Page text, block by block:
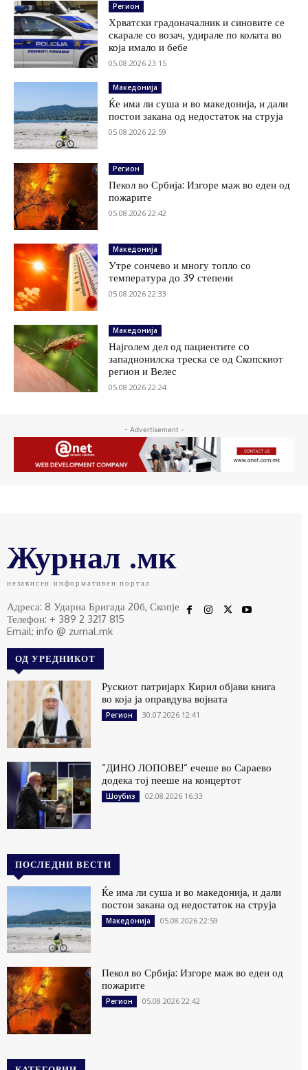
Регион
Хрватски градоначалник и синовите се
скарале со возач, удирале по колата во
која имало и бебе
05.08.2026 23:15
Македонија
Ќе има ли суша и во македонија, и дали
постои закана од недостаток на струја
05.08.2026 22:59
Регион
Пекол во Србија: Изгоре маж во еден од
пожарите
05.08.2026 22:42
Македонија
Утре сончево и многу топло со
температура до 39 степени
05.08.2026 22:33
Македонија
Најголем дел од пациентите сo
западнонилска треска се од Скопскиот
регион и Велес
05.08.2026 22:24
- Advertisement -
Журнал .мк
независен информативен портал
Адреса: 8 Ударна Бригада 20б, Скопје
Телефон: + 389 2 3217 815
Email: info @ zurnal.mk
ОД УРЕДНИКОТ
Рускиот патријарх Кирил објави книга
во која ја оправдува војната
Регион 30.07.2026 12:41
“ДИНО ЛОПОВЕ!“ ечеше во Сараево
додека тој пееше на концертот
Шоубиз 02.08.2026 16:33
ПОСЛЕДНИ ВЕСТИ
Ќе има ли суша и во македонија, и дали
постои закана од недостаток на струја
Македонија 05.08.2026 22:59
Пекол во Србија: Изгоре маж во еден од
пожарите
Регион 05.08.2026 22:42